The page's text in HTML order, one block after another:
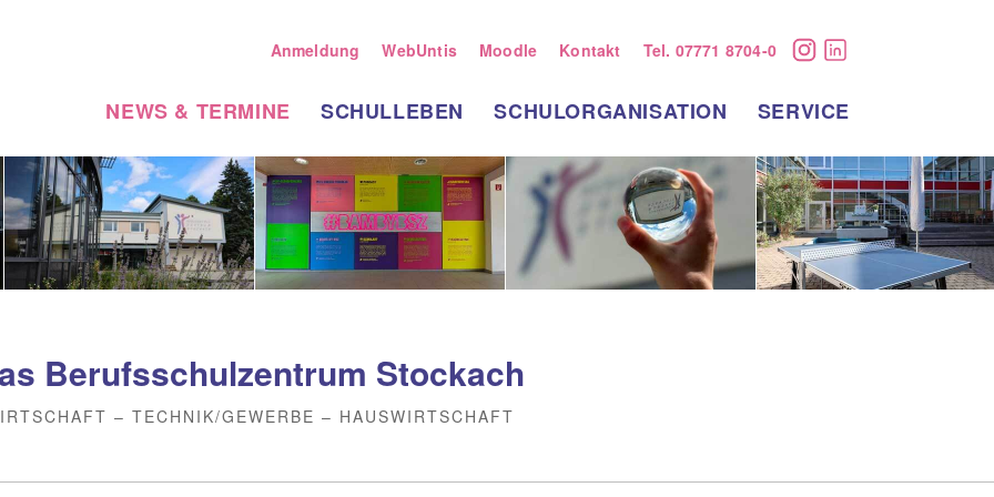
Anmeldung WebUntis Moodle Kontakt Tel. 07771 8704-0 Instagram
LinkedIn
NEWS & TERMINE SCHULLEBEN SCHULORGANISATION SERVICE
Berufsschulzentrum Stockach
– TECHNIK/GEWERBE – HAUSWIRTSCHAFT